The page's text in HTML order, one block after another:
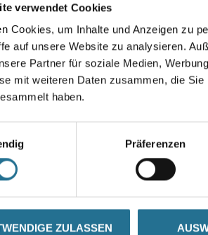
verwendet Cookies
Cookies, um Inhalte und Anzeigen zu
auf unsere Website zu analysieren.
Partner für soziale Medien,
mit weiteren Daten zusammen, die
haben.
Präferenzen
ZULASSEN